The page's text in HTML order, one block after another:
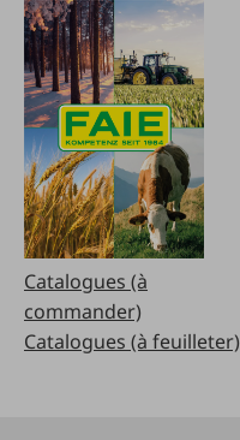
Catalogues (à
commander)
Catalogues (à feuilleter)